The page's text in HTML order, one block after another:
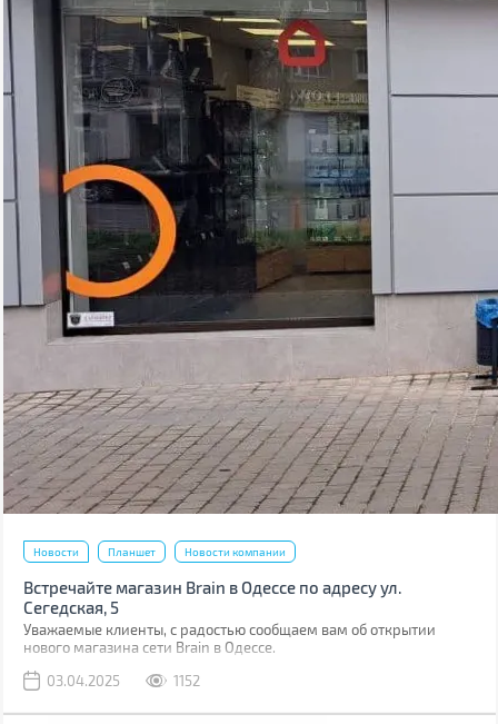
Новости Планшет Новости компании
Встречайте магазин Brain в Одессе по адресу ул.
Сегедская, 5
Уважаемые клиенты, с радостью сообщаем вам об открытии
нового магазина сети Brain в Одессе.
03.04.2025
1152